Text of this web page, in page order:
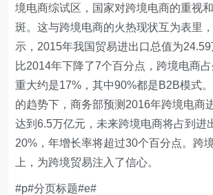
境电商综试区，国家对跨境电商的重视
斑。这与跨境电商的火热现状互为表里
示，2015年我国贸易进出口总值为24.59
比2014年下降了7个百分点，跨境电商
重大约是17%，其中90%都是B2B模式
的趋势下，商务部预测2016年跨境电商
达到6.5万亿元，未来跨境电商将占到进
20%，年增长率将超过30个百分点。跨
上，为跨境贸易注入了信心。
#p#分页标题#e#